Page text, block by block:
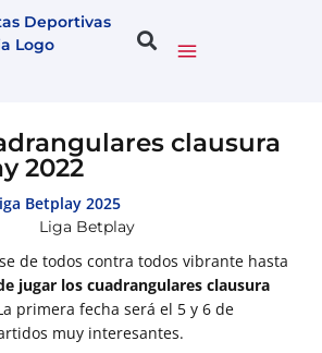
clausura
2022
Betplay 2025
de todos contra todos vibrante hasta
jugar los cuadrangulares clausura
primera fecha será el 5 y 6 de
muy interesantes.